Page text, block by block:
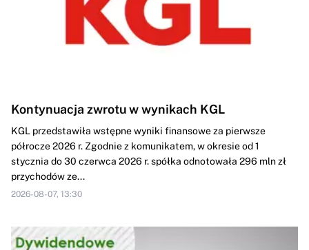
Kontynuacja zwrotu w wynikach KGL
KGL przedstawiła wstępne wyniki finansowe za pierwsze
półrocze 2026 r. Zgodnie z komunikatem, w okresie od 1
stycznia do 30 czerwca 2026 r. spółka odnotowała 296 mln zł
przychodów ze...
2026-08-07, 13:30